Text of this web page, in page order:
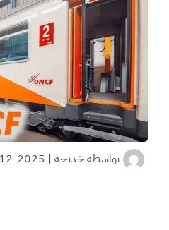
بواسطةخديجة |
2025-12-13